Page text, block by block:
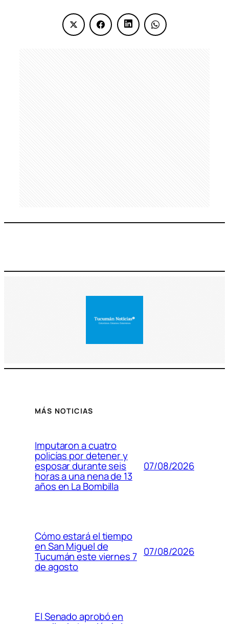
MÁS NOTICIAS
Imputaron a cuatro
policías por detener y
esposar durante seis
horas a una nena de 13
años en La Bombilla
07/08/2026
Cómo estará el tiempo
en San Miguel de
Tucumán este viernes 7
de agosto
07/08/2026
El Senado aprobó en